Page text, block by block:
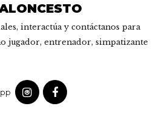
interactúa y contáctanos para
jugador, entrenador, simpatizante